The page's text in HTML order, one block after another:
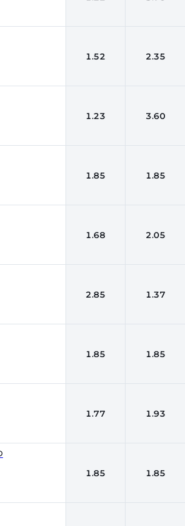
1.52 2.35
1.23 3.60
1.85 1.85
1.68 2.05
2.85 1.37
1.85 1.85
1.77 1.93
1.85 1.85